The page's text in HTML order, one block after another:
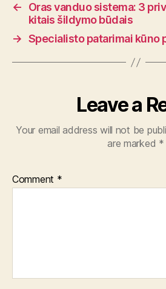
←
Oras vanduo sistema: 3
kitais šildymo būdais
→ Specialisto patarimai kūno
Leave a
Your email address will not be
are marked *
Comment *